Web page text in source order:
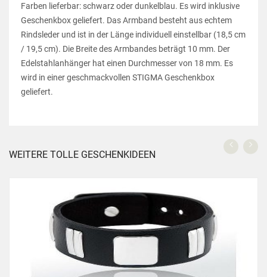
Farben lieferbar: schwarz oder dunkelblau. Es wird inklusive
Geschenkbox geliefert. Das Armband besteht aus echtem
Rindsleder und ist in der Länge individuell einstellbar (18,5 cm
/ 19,5 cm). Die Breite des Armbandes beträgt 10 mm. Der
Edelstahlanhänger hat einen Durchmesser von 18 mm. Es
wird in einer geschmackvollen STIGMA Geschenkbox
geliefert.
WEITERE TOLLE GESCHENKIDEEN